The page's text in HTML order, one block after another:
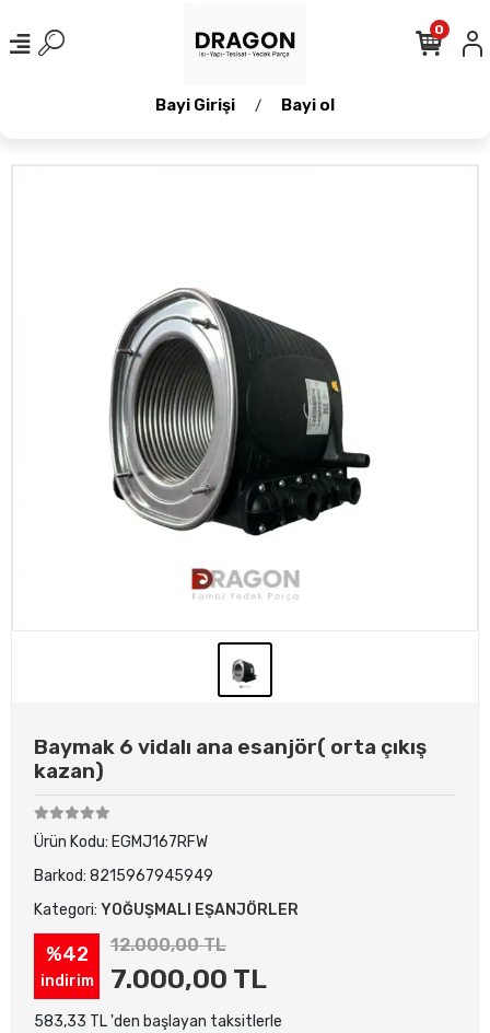
Bayi Girişi / Bayi ol
0
Baymak 6 vidalı ana esanjör( orta çıkış
kazan)
Ürün Kodu: EGMJ167RFW
Barkod: 8215967945949
Kategori: YOĞUŞMALI EŞANJÖRLER
%42
indirim
12.000,00 TL
7.000,00 TL
583,33 TL 'den başlayan taksitlerle